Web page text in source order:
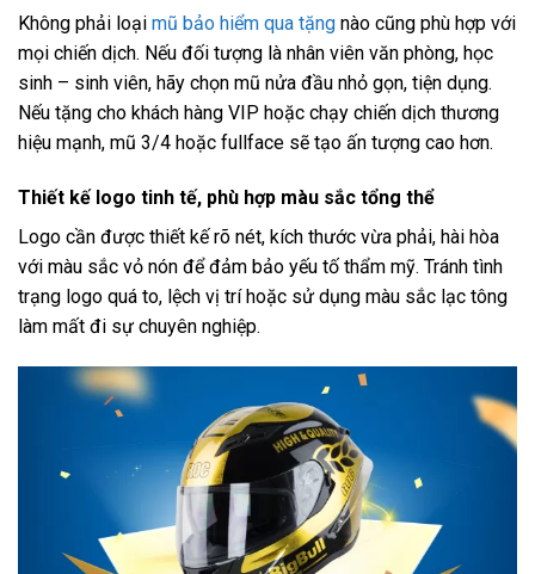
Không phải loại mũ bảo hiểm qua tặng nào cũng phù hợp với
mọi chiến dịch. Nếu đối tượng là nhân viên văn phòng, học
sinh – sinh viên, hãy chọn mũ nửa đầu nhỏ gọn, tiện dụng.
Nếu tặng cho khách hàng VIP hoặc chạy chiến dịch thương
hiệu mạnh, mũ 3/4 hoặc fullface sẽ tạo ấn tượng cao hơn.
Thiết kế logo tinh tế, phù hợp màu sắc tổng thể
Logo cần được thiết kế rõ nét, kích thước vừa phải, hài hòa
với màu sắc vỏ nón để đảm bảo yếu tố thẩm mỹ. Tránh tình
trạng logo quá to, lệch vị trí hoặc sử dụng màu sắc lạc tông
làm mất đi sự chuyên nghiệp.